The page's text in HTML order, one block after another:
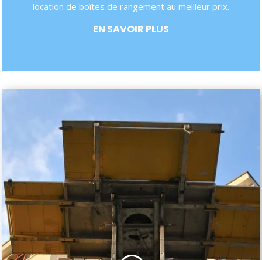
location de boîtes de rangement au meilleur prix.
EN SAVOIR PLUS